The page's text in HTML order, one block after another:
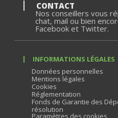
CONTACT
Nos conseillers vous
chat, mail ou bien
Facebook et Twitter.
INFORMATIONS LÉGALES
Données personnelles
Mentions légales
Cookies
Réglementation
Fonds de Garantie des
résolution
Paramètres des cookies